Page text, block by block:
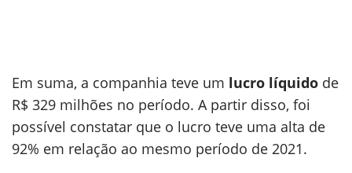
Em suma, a companhia teve um lucro líquido de
R$ 329 milhões no período. A partir disso, foi
possível constatar que o lucro teve uma alta de
92% em relação ao mesmo período de 2021.